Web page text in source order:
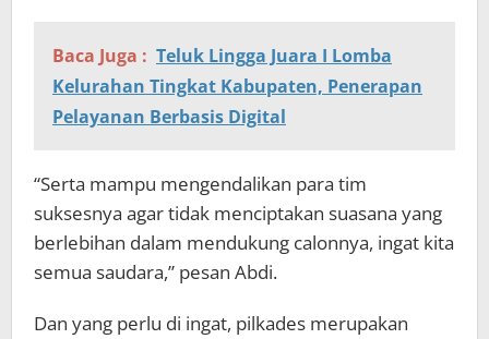
Baca Juga : Teluk Lingga Juara I Lomba
Kelurahan Tingkat Kabupaten, Penerapan
Pelayanan Berbasis Digital
“Serta mampu mengendalikan para tim
suksesnya agar tidak menciptakan suasana yang
berlebihan dalam mendukung calonnya, ingat kita
semua saudara,” pesan Abdi.
Dan yang perlu di ingat, pilkades merupakan